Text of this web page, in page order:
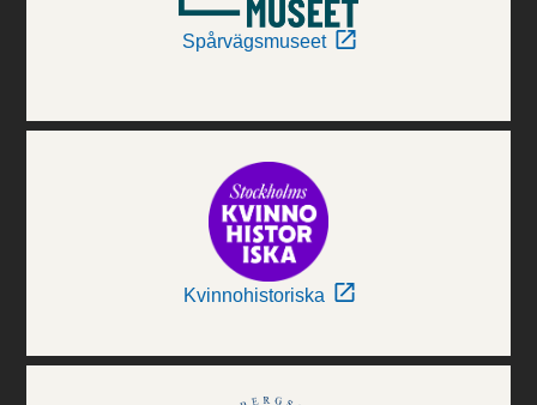
Spårvägsmuseet
Kvinnohistoriska